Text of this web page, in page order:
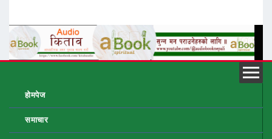
होमपेज
समाचार